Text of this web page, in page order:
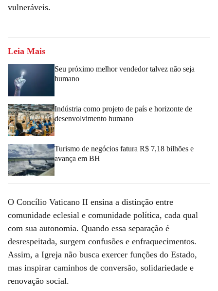
vulneráveis.
Leia Mais
Seu próximo melhor vendedor talvez não seja
humano
Indústria como projeto de país e horizonte de
desenvolvimento humano
Turismo de negócios fatura R$ 7,18 bilhões e
avança em BH
O Concílio Vaticano II ensina a distinção entre
comunidade eclesial e comunidade política, cada qual
com sua autonomia. Quando essa separação é
desrespeitada, surgem confusões e enfraquecimentos.
Assim, a Igreja não busca exercer funções do Estado,
mas inspirar caminhos de conversão, solidariedade e
renovação social.